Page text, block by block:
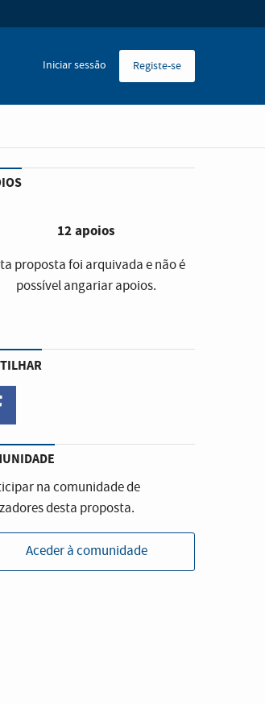
Iniciar sessão Registe-se
12 apoios
proposta foi arquivada e não é
possível angariar apoios.
na comunidade de
desta proposta.
Aceder à comunidade